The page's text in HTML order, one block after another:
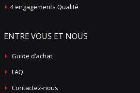
4 engagements Qualité
ENTRE VOUS ET NOUS
Guide d’achat
FAQ
Contactez-nous